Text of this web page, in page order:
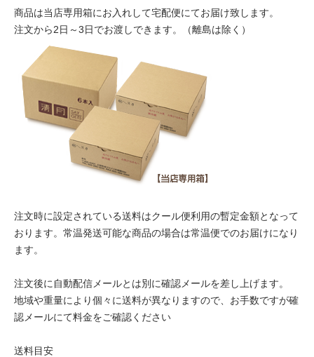
商品は当店専用箱にお入れして宅配便にてお届け致します。
注文から2日～3日でお渡しできます。（離島は除く）
注文時に設定されている送料はクール便利用の暫定金額となって
おります。常温発送可能な商品の場合は常温便でのお届けになり
ます。
注文後に自動配信メールとは別に確認メールを差し上げます。
地域や重量により個々に送料が異なりますので、お手数ですが確
認メールにて料金をご確認ください
送料目安